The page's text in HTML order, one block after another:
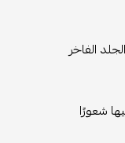
الفاخر
شعورًا